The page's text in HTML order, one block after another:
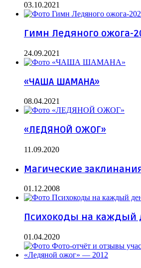
03.10.2021
Гимн Ледяного ожога-
24.09.2021
«ЧАША ШАМАНА»
08.04.2021
«ЛЕДЯНОЙ ОЖОГ»
11.09.2020
Магические
01.12.2008
Психокоды на каждый
01.04.2020